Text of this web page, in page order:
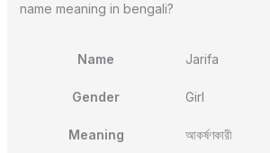
name meaning in bengali?
Name Jarifa
Gender Girl
Meaning আকর্ষণকারী